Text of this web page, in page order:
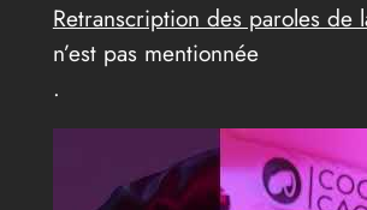
Retranscription des paroles de
n’est pas mentionnée
.